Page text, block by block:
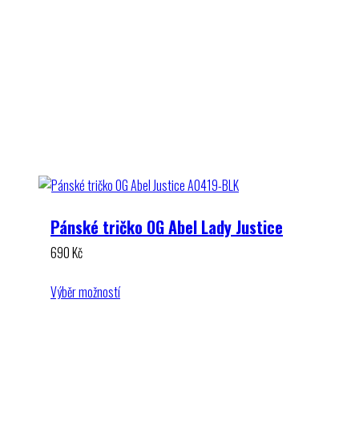
Pánské tričko OG Abel Lady Justice
690Kč
Výběr možností